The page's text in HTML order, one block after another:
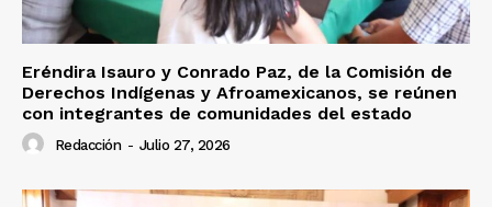
Eréndira Isauro y Conrado Paz, de la Comisión de
Derechos Indígenas y Afroamexicanos, se reúnen
con integrantes de comunidades del estado
Redacción - Julio 27, 2026